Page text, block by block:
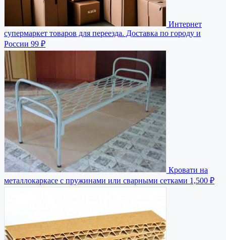
Интернет
супермаркет товаров для переезда. Доставка по городу и
России 99 ₽
Кровати на
металлокаркасе с пружинами или сварными сетками 1,500 ₽